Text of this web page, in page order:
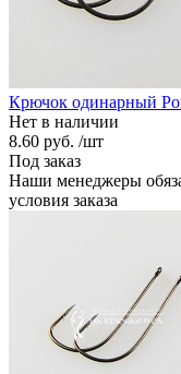
Крючок одинарный
Нет в наличии
8.60 руб. /шт
Под заказ
Наши менеджеры
условия заказа